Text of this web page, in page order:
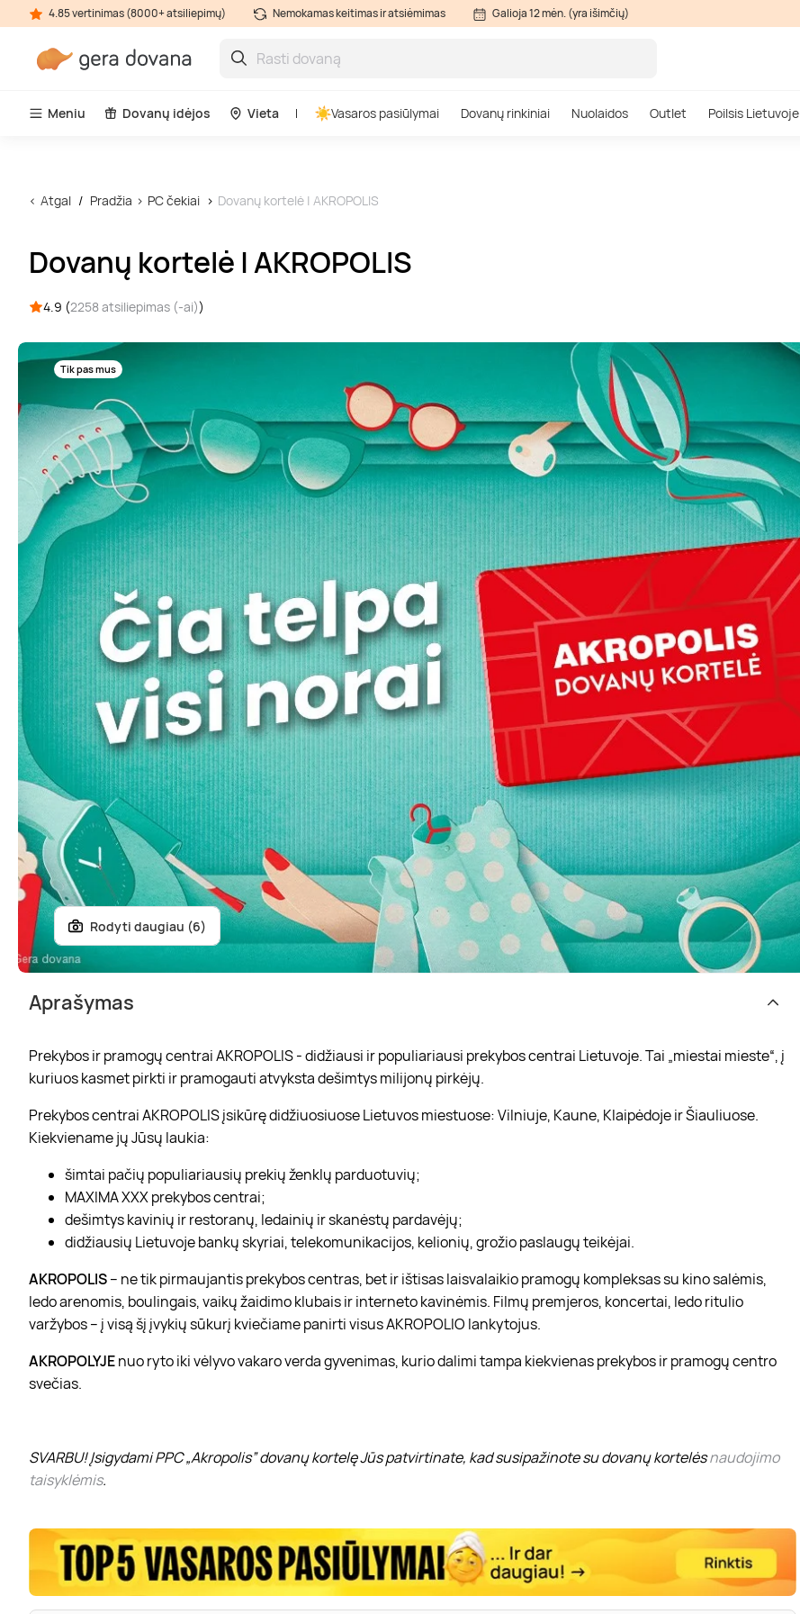
4.85 vertinimas (8000+ atsiliepimų) Nemokamas keitimas ir atsiėmimas Galioja 12 mėn. (yra išimčių)
Meniu Dovanų idėjos Vieta Vasaros pasiūlymai Dovanų rinkiniai Nuolaidos Outlet Poilsis Lietuvoje
Atgal Pradžia PC čekiai Dovanų kortelė | AKROPOLIS
Dovanų kortelė | AKROPOLIS
4.9 (2258 atsiliepimas (-ai))
Tik pas mus
Rodyti daugiau (6)
Aprašymas
Prekybos ir pramogų centrai AKROPOLIS - didžiausi ir populiariausi prekybos centrai Lietuvoje. Tai „miestai mieste“, į
kuriuos kasmet pirkti ir pramogauti atvyksta dešimtys milijonų pirkėjų.
Prekybos centrai AKROPOLIS įsikūrę didžiuosiuose Lietuvos miestuose: Vilniuje, Kaune, Klaipėdoje ir Šiauliuose.
Kiekviename jų Jūsų laukia:
šimtai pačių populiariausių prekių ženklų parduotuvių;
MAXIMA XXX prekybos centrai;
dešimtys kavinių ir restoranų, ledainių ir skanėstų pardavėjų;
didžiausių Lietuvoje bankų skyriai, telekomunikacijos, kelionių, grožio paslaugų teikėjai.
AKROPOLIS– ne tik pirmaujantis prekybos centras, bet ir ištisas laisvalaikio pramogų kompleksas su kino salėmis,
ledo arenomis, boulingais, vaikų žaidimo klubais ir interneto kavinėmis. Filmų premjeros, koncertai, ledo ritulio
varžybos – į visą šį įvykių sūkurį kviečiame panirti visus AKROPOLIO lankytojus.
AKROPOLYJEnuo ryto iki vėlyvo vakaro verda gyvenimas, kurio dalimi tampa kiekvienas prekybos ir pramogų centro
svečias.
SVARBU! Įsigydami PPC „Akropolis” dovanų kortelę Jūs patvirtinate, kad susipažinote su dovanų kortelėsnaudojimo
taisyklėmis.